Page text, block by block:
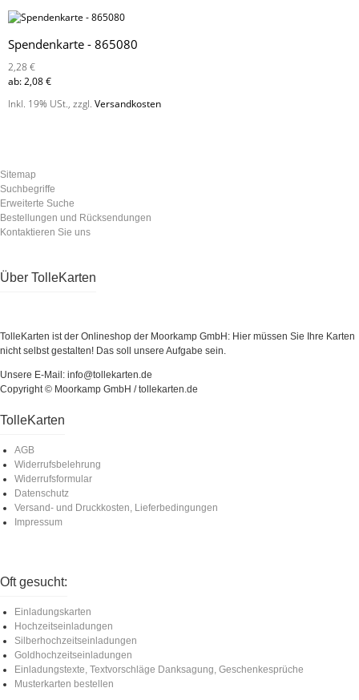
Spendenkarte - 865080
2,28 €
ab:2,08 €
Inkl. 19% USt., zzgl. Versandkosten
Sitemap
Suchbegriffe
Erweiterte Suche
Bestellungen und Rücksendungen
Kontaktieren Sie uns
Über TolleKarten
TolleKarten ist der Onlineshop der Moorkamp GmbH: Hier müssen Sie Ihre Karten
nicht selbst gestalten! Das soll unsere Aufgabe sein.
Unsere E-Mail: info@tollekarten.de
Copyright © Moorkamp GmbH / tollekarten.de
TolleKarten
AGB
Widerrufsbelehrung
Widerrufsformular
Datenschutz
Versand- und Druckkosten, Lieferbedingungen
Impressum
Oft gesucht:
Einladungskarten
Hochzeitseinladungen
Silberhochzeitseinladungen
Goldhochzeitseinladungen
Einladungstexte, Textvorschläge Danksagung, Geschenkesprüche
Musterkarten bestellen